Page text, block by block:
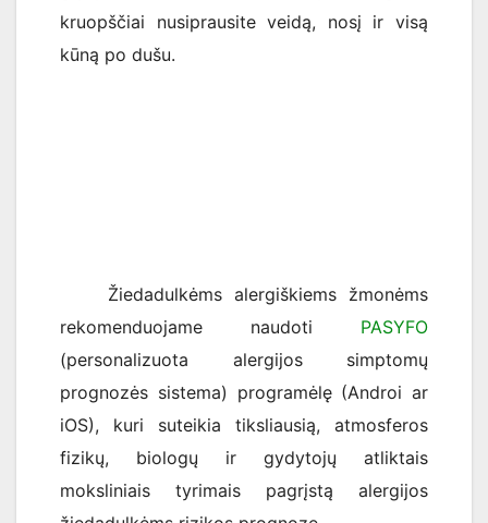
kruopščiai nusiprausite veidą, nosį ir visą
kūną po dušu.
Žiedadulkėms alergiškiems žmonėms
rekomenduojame naudoti PASYFO
(personalizuota alergijos simptomų
prognozės sistema) programėlę (Androi ar
iOS), kuri suteikia tiksliausią, atmosferos
fizikų, biologų ir gydytojų atliktais
moksliniais tyrimais pagrįstą alergijos